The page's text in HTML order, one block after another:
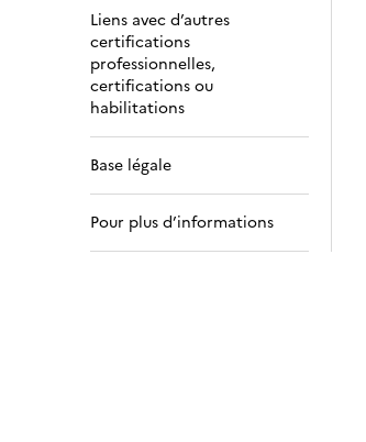
Liens avec d’autres
certifications
professionnelles,
certifications ou
habilitations
Base légale
Pour plus d’informations